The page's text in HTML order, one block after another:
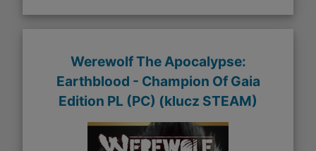
Werewolf The Apocalypse:
Earthblood - Champion Of Gaia
Edition PL (PC) (klucz STEAM)